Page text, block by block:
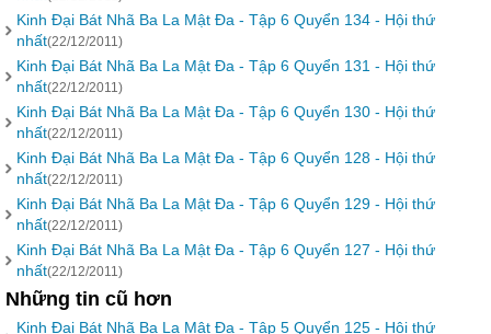
Kinh Đại Bát Nhã Ba La Mật Đa - Tập 6 Quyển 134 - Hội thứ
nhất(22/12/2011)
Kinh Đại Bát Nhã Ba La Mật Đa - Tập 6 Quyển 131 - Hội thứ
nhất(22/12/2011)
Kinh Đại Bát Nhã Ba La Mật Đa - Tập 6 Quyển 130 - Hội thứ
nhất(22/12/2011)
Kinh Đại Bát Nhã Ba La Mật Đa - Tập 6 Quyển 128 - Hội thứ
nhất(22/12/2011)
Kinh Đại Bát Nhã Ba La Mật Đa - Tập 6 Quyển 129 - Hội thứ
nhất(22/12/2011)
Kinh Đại Bát Nhã Ba La Mật Đa - Tập 6 Quyển 127 - Hội thứ
nhất(22/12/2011)
Những tin cũ hơn
Kinh Đại Bát Nhã Ba La Mật Đa - Tập 5 Quyển 125 - Hội thứ